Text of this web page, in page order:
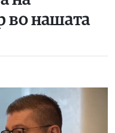
во нашата